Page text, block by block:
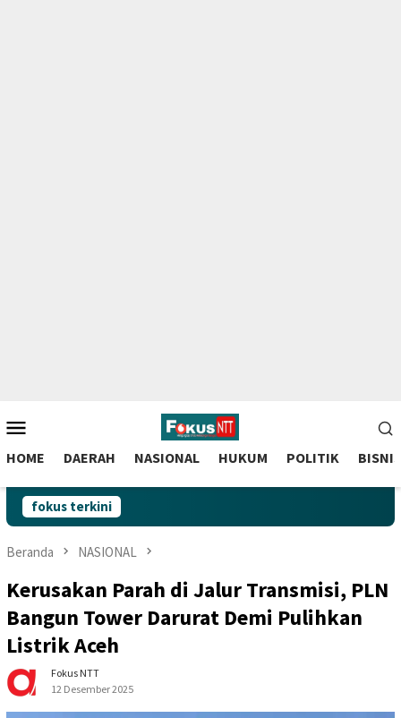
to
contentMobile
HOME DAERAH NASIONAL HUKUM POLITIK BISNIS
fokus terkini
Beranda NASIONAL
Kerusakan Parah di Jalur Transmisi, PLN
Bangun Tower Darurat Demi Pulihkan
Listrik Aceh
Fokus NTT
12 Desember 2025